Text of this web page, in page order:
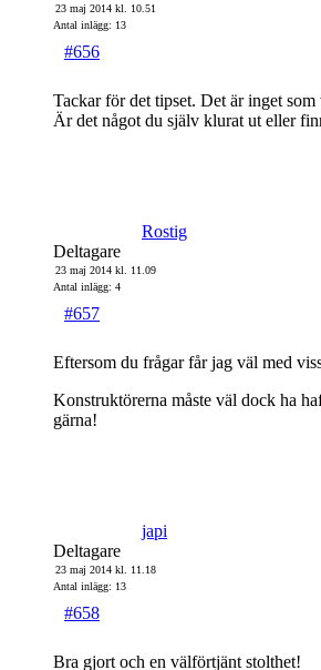
23 maj 2014 kl. 10.51
Antal inlägg: 13
#656
Tackar för det tipset. Det är inget
Är det något du själv klurat ut eller
Rostig
Deltagare
23 maj 2014 kl. 11.09
Antal inlägg: 4
#657
Eftersom du frågar får jag väl med
Konstruktörerna måste väl dock ha
gärna!
japi
Deltagare
23 maj 2014 kl. 11.18
Antal inlägg: 13
#658
Bra gjort och en välförtjänt stolthet!